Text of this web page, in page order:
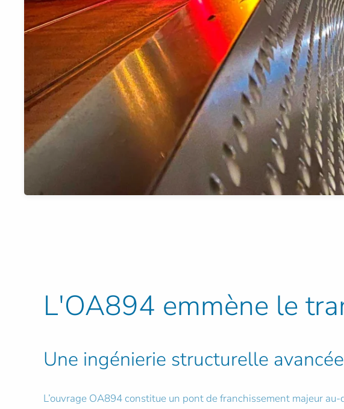
L'OA894 emmène le
Une ingénierie structurelle avancée
L’ouvrage OA894 constitue un pont de franchissement majeur